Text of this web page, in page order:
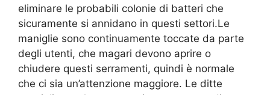
eliminare le probabili colonie di batteri che
sicuramente si annidano in questi settori.Le
maniglie sono continuamente toccate da parte
degli utenti, che magari devono aprire o
chiudere questi serramenti, quindi è normale
che ci sia un’attenzione maggiore. Le ditte